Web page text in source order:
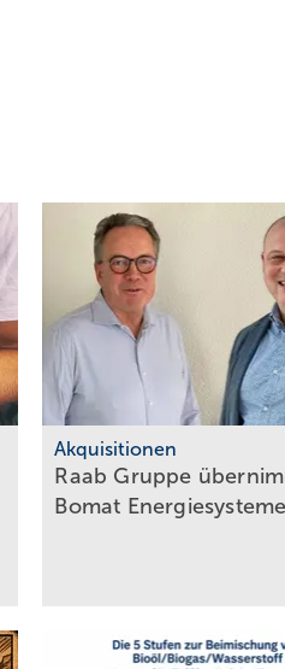
Akquisitionen
Raab Gruppe
Bomat Energiesysteme